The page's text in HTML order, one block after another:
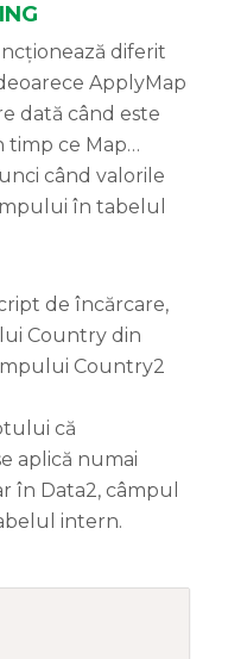
diferit
ApplyMap
dată când este
ce Map…
când valorile
în tabelul
de încărcare,
Country din
Country2
că
aplică numai
în Data2, câmpul
intern.